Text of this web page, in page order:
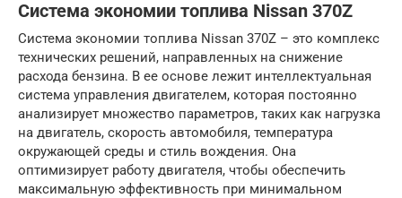
Система экономии топлива Nissan 370Z
Система экономии топлива Nissan 370Z – это комплекс
технических решений, направленных на снижение
расхода бензина. В ее основе лежит интеллектуальная
система управления двигателем, которая постоянно
анализирует множество параметров, таких как нагрузка
на двигатель, скорость автомобиля, температура
окружающей среды и стиль вождения. Она
оптимизирует работу двигателя, чтобы обеспечить
максимальную эффективность при минимальном